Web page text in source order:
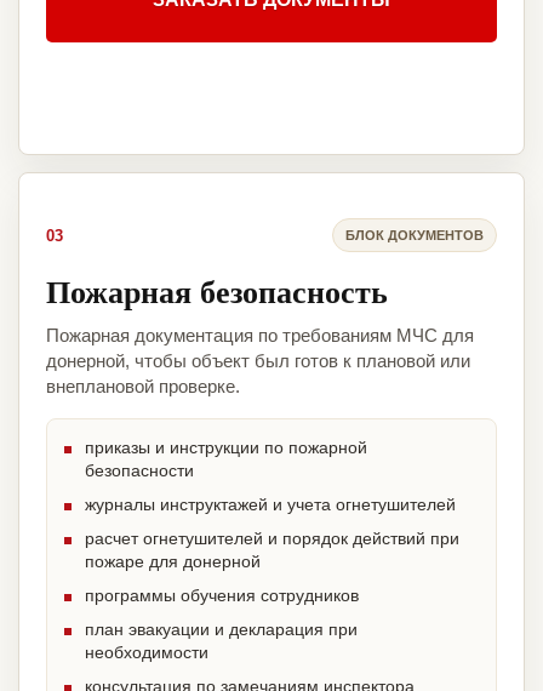
03 БЛОК ДОКУМЕНТОВ
Пожарная безопасность
Пожарная документация по требованиям МЧС для
донерной, чтобы объект был готов к плановой или
внеплановой проверке.
приказы и инструкции по пожарной
безопасности
журналы инструктажей и учета огнетушителей
расчет огнетушителей и порядок действий при
пожаре для донерной
программы обучения сотрудников
план эвакуации и декларация при
необходимости
консультация по замечаниям инспектора